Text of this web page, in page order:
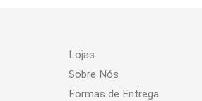
Lojas
Sobre Nós
Formas de Entrega